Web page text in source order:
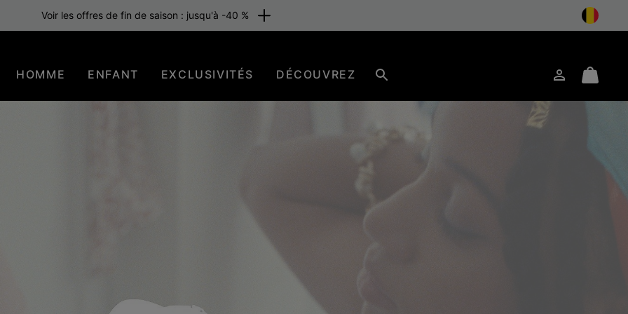
gratuite pour les membres ou dès 80 €. Adhérez maintenant
HOMME ENFANT EXCLUSIVITÉS DÉCOUVREZ Connexion
Mini